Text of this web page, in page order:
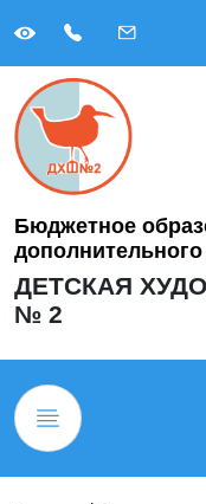
Бюджетное
ДЕТСКАЯ
№ 2